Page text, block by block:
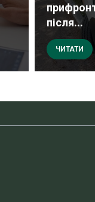
після...
ЧИТАТИ